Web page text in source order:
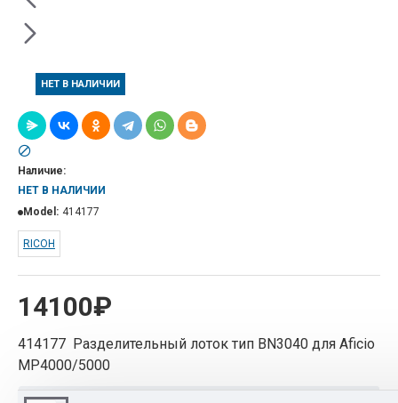
НЕТ В НАЛИЧИИ
14100₽
Наличие:
НЕТ В НАЛИЧИИ
Model: 414177
RICOH
414177 Разделительный лоток тип BN3040 для Aficio
MP4000/5000